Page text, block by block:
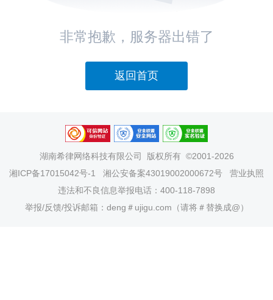
非常抱歉，服务器出错了
返回首页
湖南希律网络科技有限公司
版权所有 ©2001-2026
湘ICP备17015042号-1
湘公安备案43019002000672号
营业执照
违法和不良信息举报电话：400-118-7898
举报/反馈/投诉邮箱：deng＃ujigu.com（请将＃替换成@）